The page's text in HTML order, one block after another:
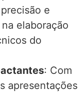
e
elaboração
do
: Com
apresentações